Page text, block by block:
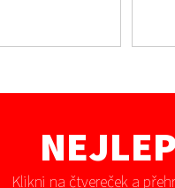
Klikni na čtvereček a